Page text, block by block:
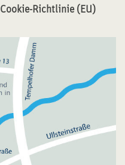
Cookie-Richtlinie (EU)